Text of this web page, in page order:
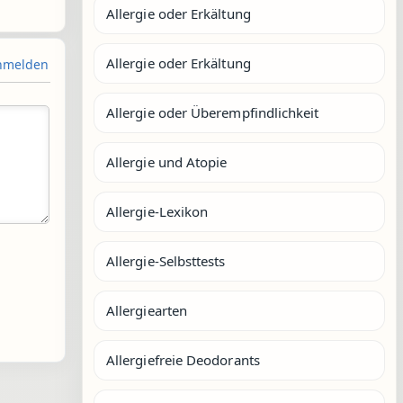
Allergie oder Erkältung
Allergie oder Erkältung
Allergie oder Überempfindlichkeit
Allergie und Atopie
Allergie-Lexikon
Allergie-Selbsttests
Allergiearten
Allergiefreie Deodorants